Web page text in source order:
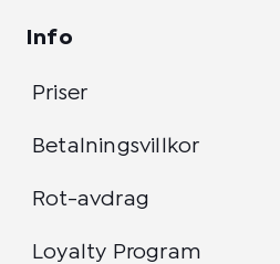
Info
Priser
Betalningsvillkor
Rot-avdrag
Loyalty Program